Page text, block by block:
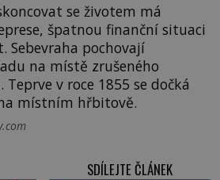
se životem má
špatnou finanční situaci
Sebevraha pochovají
na místě zrušeného
v roce 1855 se dočká
místním hřbitově.
SDÍLEJTE ČLÁNEK